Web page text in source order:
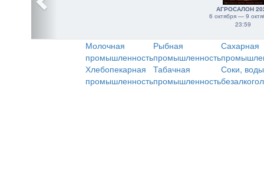
АГРОСАЛОН
6 октября — 9
23:59
Молочная
промышленность
Рыбная
промышленность
Сахарная
Хлебопекарная
промышленность
Табачная
промышленность
Соки,